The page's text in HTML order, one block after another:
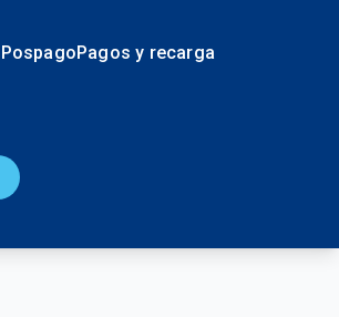
PospagoPagos y recarga